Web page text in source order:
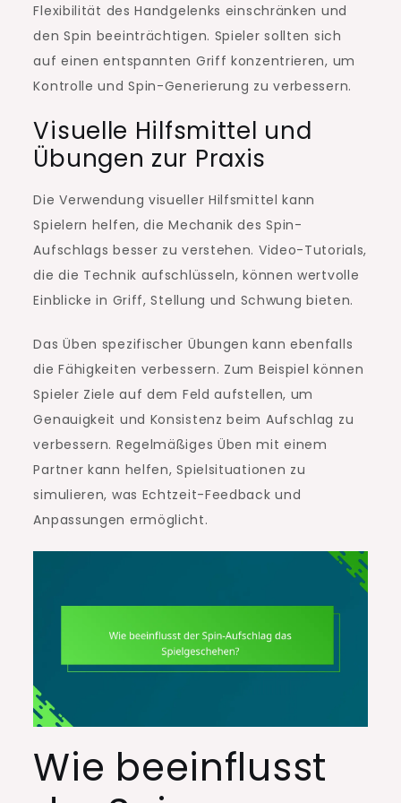
Flexibilität des Handgelenks einschränken und
den Spin beeinträchtigen. Spieler sollten sich
auf einen entspannten Griff konzentrieren, um
Kontrolle und Spin-Generierung zu verbessern.
Visuelle Hilfsmittel und
Übungen zur Praxis
Die Verwendung visueller Hilfsmittel kann
Spielern helfen, die Mechanik des Spin-
Aufschlags besser zu verstehen. Video-Tutorials,
die die Technik aufschlüsseln, können wertvolle
Einblicke in Griff, Stellung und Schwung bieten.
Das Üben spezifischer Übungen kann ebenfalls
die Fähigkeiten verbessern. Zum Beispiel können
Spieler Ziele auf dem Feld aufstellen, um
Genauigkeit und Konsistenz beim Aufschlag zu
verbessern. Regelmäßiges Üben mit einem
Partner kann helfen, Spielsituationen zu
simulieren, was Echtzeit-Feedback und
Anpassungen ermöglicht.
Wie beeinflusst